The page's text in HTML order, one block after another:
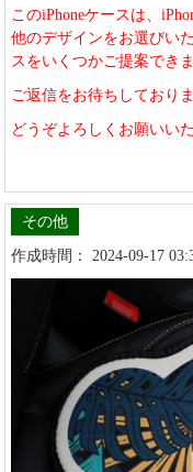
このiPhoneケースは、
他のデザインをお選びい
スをいくつかご提案できま
ご返信をお待ちしておりま
どうぞよろしくお願いい
その他
作成時間： 2024-09-17